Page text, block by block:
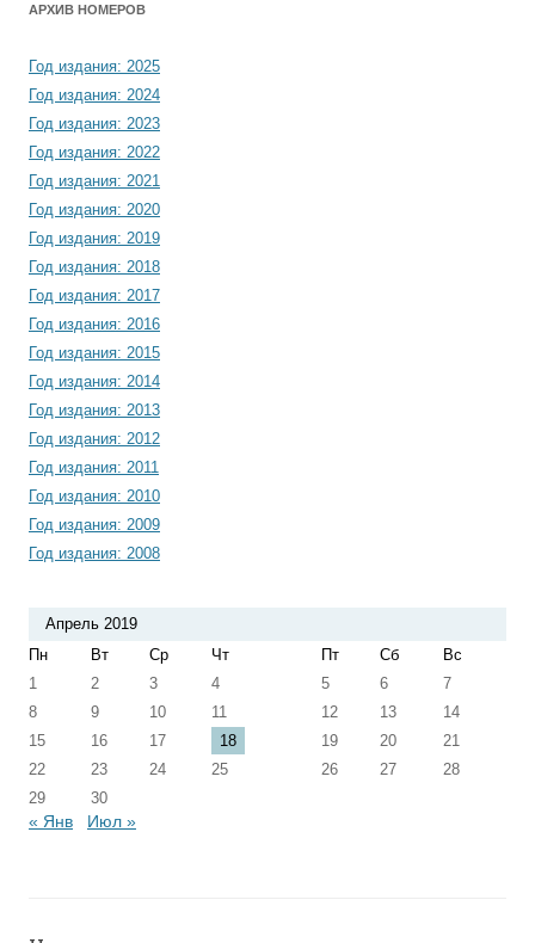
АРХИВ НОМЕРОВ
Год издания: 2025
Год издания: 2024
Год издания: 2023
Год издания: 2022
Год издания: 2021
Год издания: 2020
Год издания: 2019
Год издания: 2018
Год издания: 2017
Год издания: 2016
Год издания: 2015
Год издания: 2014
Год издания: 2013
Год издания: 2012
Год издания: 2011
Год издания: 2010
Год издания: 2009
Год издания: 2008
Апрель 2019
Пн
Вт Ср Чт Пт Сб
Вс
1
2 3 4 5 6
7
8
9 10 11 12 13
14
15
16 17 18 19 20
21
22
23 24 25 26 27
28
29
30
« Янв Июл »